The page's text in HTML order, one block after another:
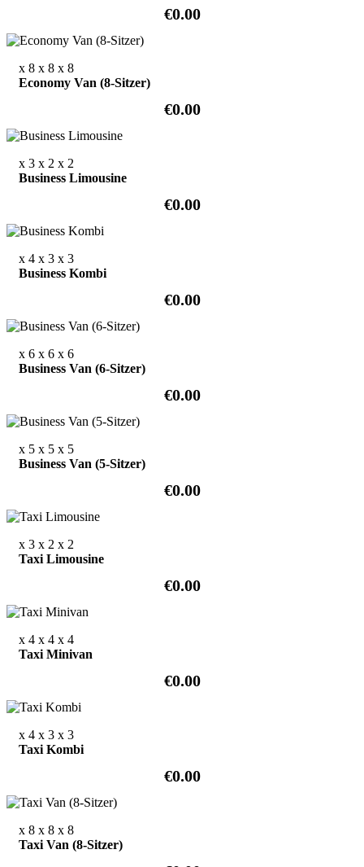
€0.00
x 8 x 8 x 8
Economy Van (8-Sitzer)
€0.00
x 3 x 2 x 2
Business Limousine
€0.00
x 4 x 3 x 3
Business Kombi
€0.00
x 6 x 6 x 6
Business Van (6-Sitzer)
€0.00
x 5 x 5 x 5
Business Van (5-Sitzer)
€0.00
x 3 x 2 x 2
Taxi Limousine
€0.00
x 4 x 4 x 4
Taxi Minivan
€0.00
x 4 x 3 x 3
Taxi Kombi
€0.00
x 8 x 8 x 8
Taxi Van (8-Sitzer)